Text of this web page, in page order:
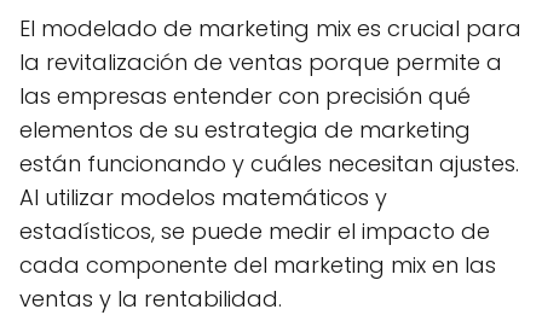
El modelado de marketing mix es crucial para
la revitalización de ventas porque permite a
las empresas entender con precisión qué
elementos de su estrategia de marketing
están funcionando y cuáles necesitan ajustes.
Al utilizar modelos matemáticos y
estadísticos, se puede medir el impacto de
cada componente del marketing mix en las
ventas y la rentabilidad.